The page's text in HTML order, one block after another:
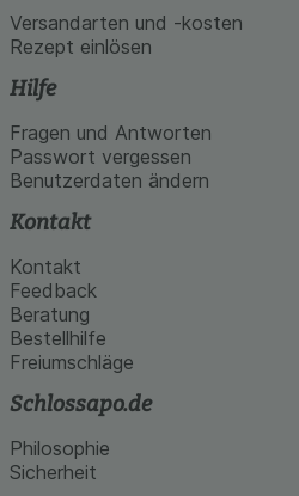
Versandarten und -kosten
Rezept einlösen
Hilfe
Fragen und Antworten
Passwort vergessen
Benutzerdaten ändern
Kontakt
Kontakt
Feedback
Beratung
Bestellhilfe
Freiumschläge
Schlossapo.de
Philosophie
Sicherheit